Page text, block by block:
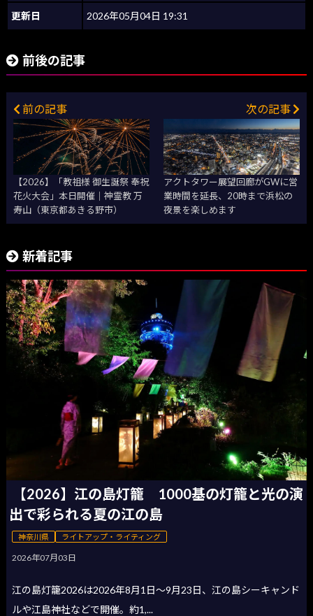
更新日 2026年05月04日 19:31
前後の記事
前の記事
【2026】「教祖様 御生誕祭 奉祝
花火大会」本日開催｜神霊教 万
寿山（東京都あきる野市）
次の記事
アクトタワー展望回廊がGWに営
業時間を延長、20時まで浜松の
夜景を楽しめます
新着記事
【2026】江の島灯籠 1000基の灯籠と光の演
出で彩られる夏の江の島
神奈川県 ライトアップ・ライティング
2026年07月03日
江の島灯籠2026は2026年8月1日〜9月23日、江の島シーキャンド
ルや江島神社などで開催。約1,...